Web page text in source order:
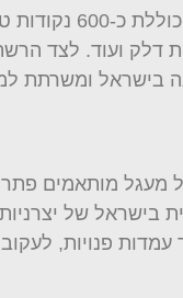
אחד מנכסי החברה המרכזיים הוא
דלק ועוד. לצד
מותאמים
של יצרניות
פנויות,